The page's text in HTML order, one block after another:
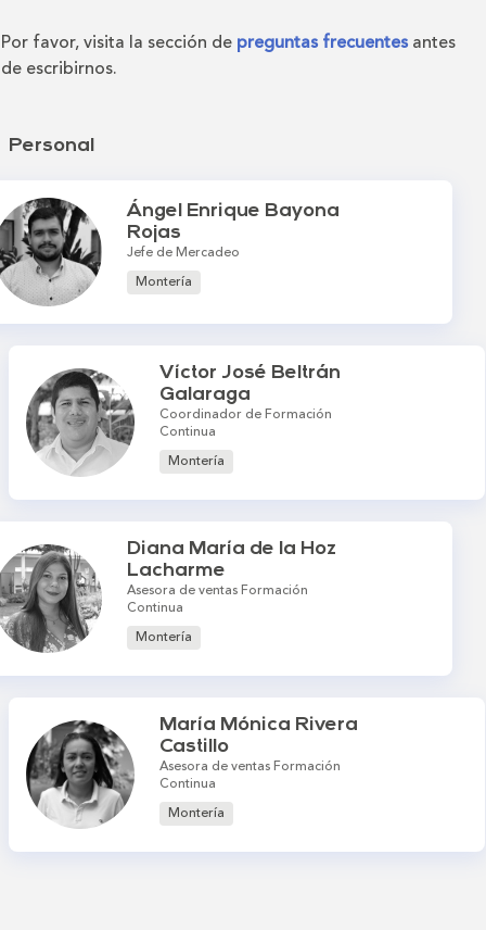
Por favor, visita la sección de preguntas frecuentes antes
de escribirnos.
Personal
Ángel Enrique Bayona
Rojas
Jefe de Mercadeo
Montería
Víctor José Beltrán
Galaraga
Coordinador de Formación
Continua
Montería
Diana María de la Hoz
Lacharme
Asesora de ventas Formación
Continua
Montería
María Mónica Rivera
Castillo
Asesora de ventas Formación
Continua
Montería